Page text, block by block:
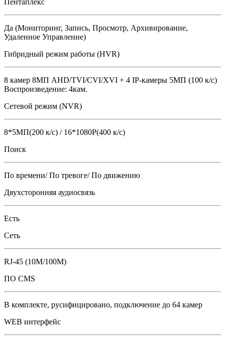
Пентаплекс
Да (Мониторинг, Запись, Просмотр, Архивирование,
Удаленное Управление)
Гибридный режим работы (HVR)
8 камер 8МП AHD/TVI/CVI/XVI + 4 IP-камеры 5MП (100 к/с)
Воспроизведение: 4кам.
Сетевой режим (NVR)
8*5МП(200 к/с) / 16*1080P(400 к/с)
Поиск
По времени/ По тревоге/ По движению
Двухсторонняя аудиосвязь
Есть
Сеть
RJ-45 (10M/100М)
ПО CMS
В комплекте, русифицировано, подключение до 64 камер
WEB интерфейс